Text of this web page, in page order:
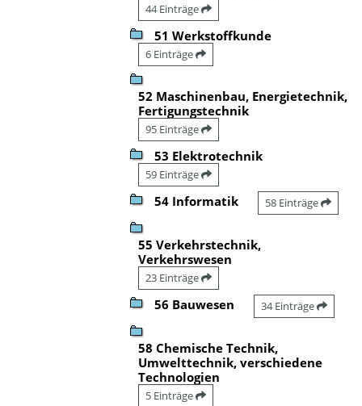
44 Einträge
51 Werkstoffkunde
6 Einträge
52 Maschinenbau, Energietechnik,
Fertigungstechnik
95 Einträge
53 Elektrotechnik
59 Einträge
54 Informatik 58 Einträge
55 Verkehrstechnik,
Verkehrswesen
23 Einträge
56 Bauwesen 34 Einträge
58 Chemische Technik,
Umwelttechnik, verschiedene
Technologien
5 Einträge